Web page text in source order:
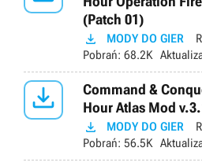
(Patch 01)
 MODY DO GIER
Pobrań: 68.2K

Command &
Hour Atlas Mod
 MODY DO GIER
Pobrań: 56.5K